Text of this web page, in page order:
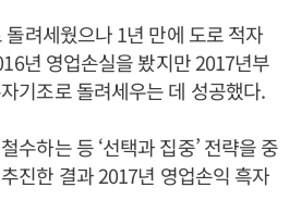
려세웠으나 1년 만에 도로 적자
년 영업손실을 봤지만 2017년부
기조로 돌려세우는 데 성공했다.
수하는 등 ‘선택과 집중’ 전략을 중
진한 결과 2017년 영업손익 흑자